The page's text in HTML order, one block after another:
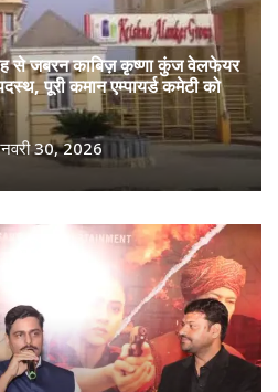
से जबरन काबिज़ कृष्णा कुंज वेलफेयर
पूरी कमान एम्पायर्ड कमेटी को
30, 2026